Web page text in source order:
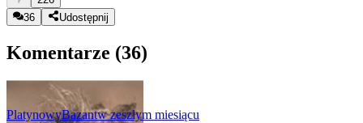
36
Udostępnij
Komentarze (36)
PlatynowyBazantw zeszłym miesiącu